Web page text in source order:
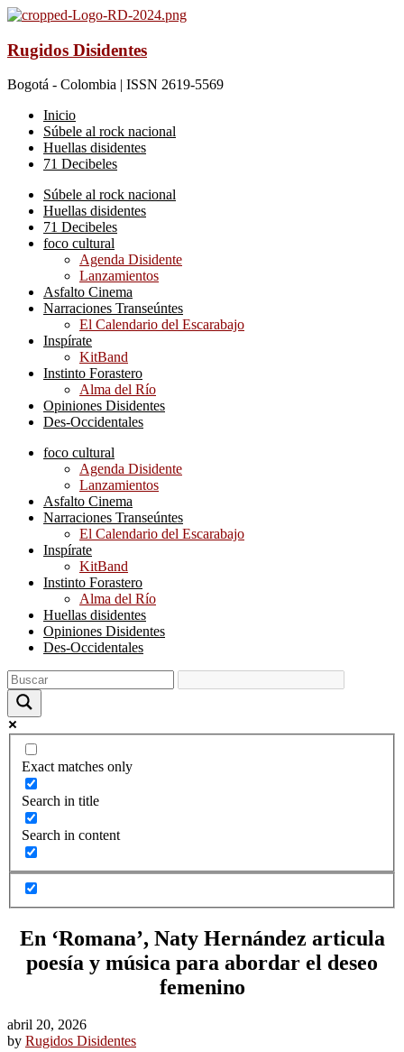
Rugidos Disidentes
Bogotá - Colombia | ISSN 2619-5569
Inicio
Súbele al rock nacional
Huellas disidentes
71 Decibeles
Súbele al rock nacional
Huellas disidentes
71 Decibeles
foco cultural
Agenda Disidente
Lanzamientos
Asfalto Cinema
Narraciones Transeúntes
El Calendario del Escarabajo
Inspírate
KitBand
Instinto Forastero
Alma del Río
Opiniones Disidentes
Des-Occidentales
foco cultural
Agenda Disidente
Lanzamientos
Asfalto Cinema
Narraciones Transeúntes
El Calendario del Escarabajo
Inspírate
KitBand
Instinto Forastero
Alma del Río
Huellas disidentes
Opiniones Disidentes
Des-Occidentales
Exact matches only
Search in title
Search in content
En ‘Romana’, Naty Hernández articula
poesía y música para abordar el deseo
femenino
abril 20, 2026
by Rugidos Disidentes